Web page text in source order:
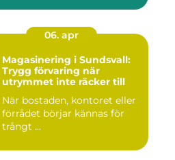
06. apr
Magasinering i Sundsvall:
Trygg förvaring när
utrymmet inte räcker till
När bostaden, kontoret eller
förrådet börjar kännas för
trångt ...